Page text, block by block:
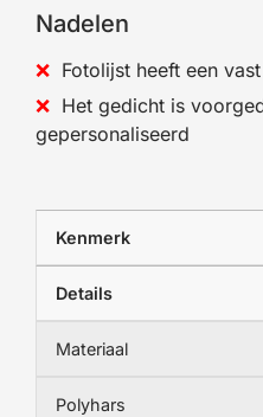
Nadelen
Fotolijst heeft een
Het gedicht is
gepersonaliseerd
Kenmerk
Details
Materiaal
Polyhars